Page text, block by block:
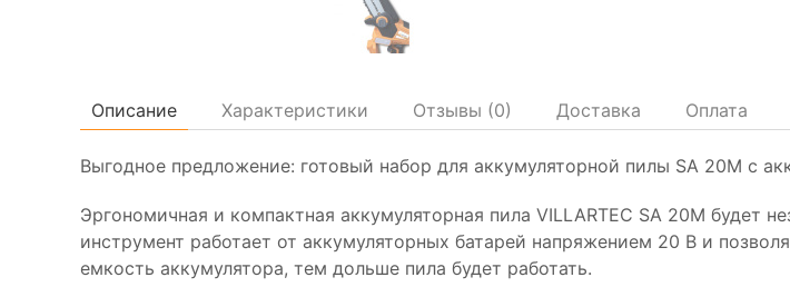
Описание Характеристики Отзывы (0) Доставка Оплата
Выгодное предложение: готовый набор для аккумуляторной пилы SA 20M с
Эргономичная и компактная аккумуляторная пила VILLARTEC SА 20М
инструмент работает от аккумуляторных батарей напряжением 20 В и
емкость аккумулятора, тем дольше пила будет работать.